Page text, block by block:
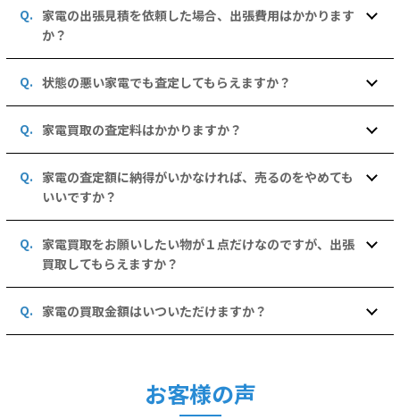
家電の出張見積を依頼した場合、出張費用はかかります
か？
状態の悪い家電でも査定してもらえますか？
家電買取の査定料はかかりますか？
家電の査定額に納得がいかなければ、売るのをやめても
いいですか？
家電買取をお願いしたい物が１点だけなのですが、出張
買取してもらえますか？
家電の買取金額はいついただけますか？
お客様の声